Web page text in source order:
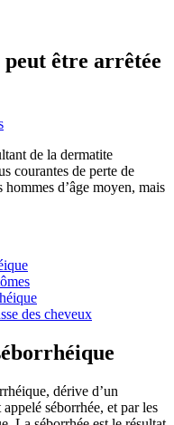
peut être arrêtée
de la dermatite
courantes de perte de
d’âge moyen, mais
des cheveux
dérive d’un
séborrhée, et par les